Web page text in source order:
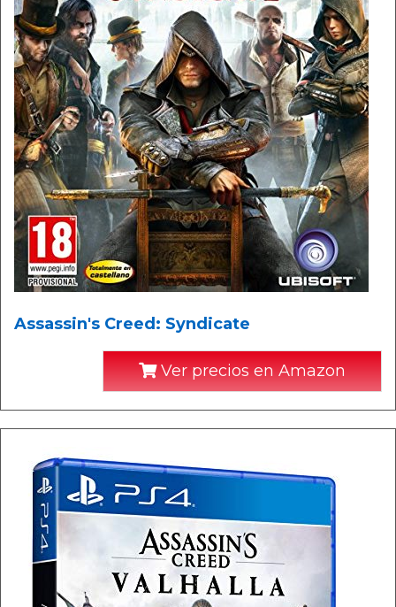
Assassin's Creed: Syndicate
Ver precios en Amazon